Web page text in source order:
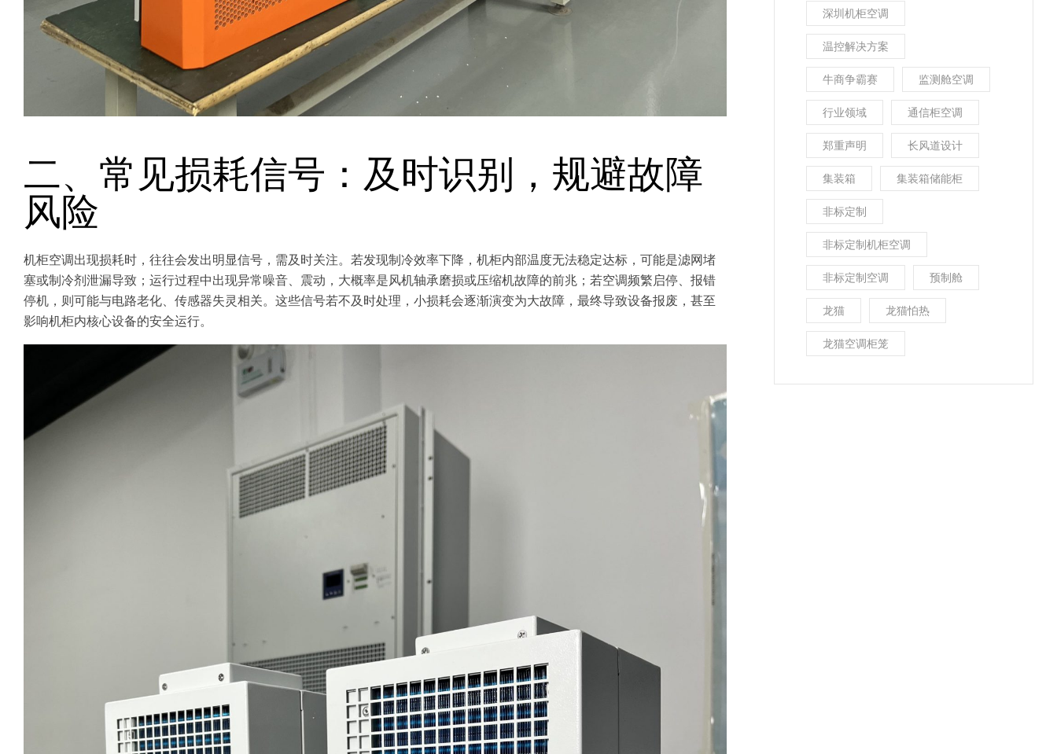
二、常见损耗信号：及时识别，规避故障
风险
机柜空调出现损耗时，往往会发出明显信号，需及时关注。若发现制冷效率下降，机柜内部温度无法稳定达标，可能是滤网堵
塞或制冷剂泄漏导致；运行过程中出现异常噪音、震动，大概率是风机轴承磨损或压缩机故障的前兆；若空调频繁启停、报错
停机，则可能与电路老化、传感器失灵相关。这些信号若不及时处理，小损耗会逐渐演变为大故障，最终导致设备报废，甚至
影响机柜内核心设备的安全运行。
深圳机柜空调
温控解决方案
牛商争霸赛 监测舱空调
行业领域 通信柜空调
郑重声明 长风道设计
集装箱 集装箱储能柜
非标定制
非标定制机柜空调
非标定制空调 预制舱
龙猫 龙猫怕热
龙猫空调柜笼